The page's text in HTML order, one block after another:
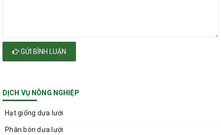
GỬI BÌNH LUẬN
DỊCH VỤ NÔNG NGHIỆP
Hạt giống dưa lưới
Phân bón dưa lưới